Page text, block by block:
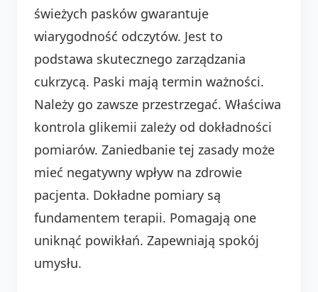
świeżych pasków gwarantuje
wiarygodność odczytów. Jest to
podstawa skutecznego zarządzania
cukrzycą. Paski mają termin ważności.
Należy go zawsze przestrzegać. Właściwa
kontrola glikemii zależy od dokładności
pomiarów. Zaniedbanie tej zasady może
mieć negatywny wpływ na zdrowie
pacjenta. Dokładne pomiary są
fundamentem terapii. Pomagają one
uniknąć powikłań. Zapewniają spokój
umysłu.